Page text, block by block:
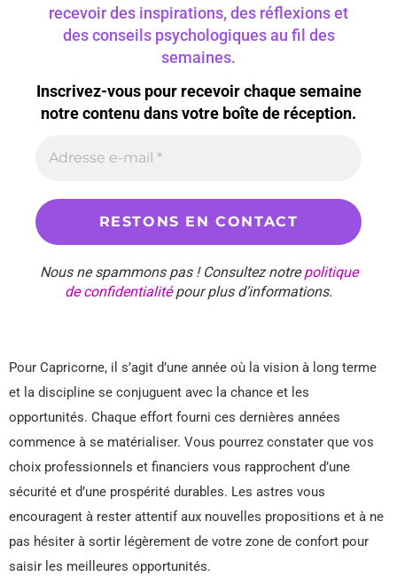
recevoir des inspirations, des réflexions et
des conseils psychologiques au fil des
semaines.
Inscrivez-vous pour recevoir chaque semaine
notre contenu dans votre boîte de réception.
Nous ne spammons pas ! Consultez notrepolitique
de confidentialitépour plus d’informations.
Pour Capricorne, il s’agit d’une année où la vision à long terme
et la discipline se conjuguent avec la chance et les
opportunités. Chaque effort fourni ces dernières années
commence à se matérialiser. Vous pourrez constater que vos
choix professionnels et financiers vous rapprochent d’une
sécurité et d’une prospérité durables. Les astres vous
encouragent à rester attentif aux nouvelles propositions et à ne
pas hésiter à sortir légèrement de votre zone de confort pour
saisir les meilleures opportunités.